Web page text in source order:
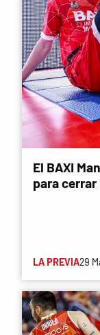
El BAXI
para
LA PREVIA29